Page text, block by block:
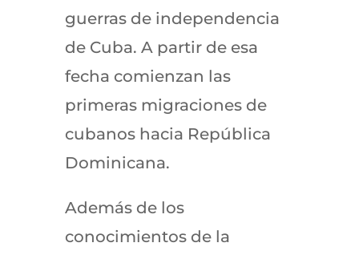
guerras de independencia
de Cuba. A partir de esa
fecha comienzan las
primeras migraciones de
cubanos hacia República
Dominicana.
Además de los
conocimientos de la